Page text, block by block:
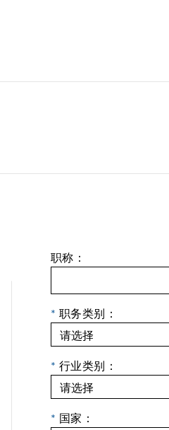
职称：
* 职务类别：
* 行业类别：
* 国家：